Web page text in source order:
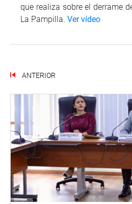
que realiza sobre el derrame
La Pampilla. Ver vídeo
ANTERIOR